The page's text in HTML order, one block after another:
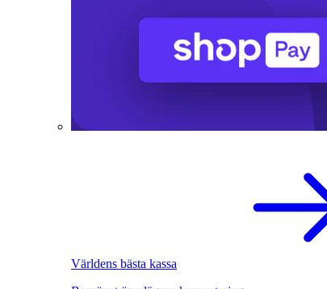
Världens bästa kassa